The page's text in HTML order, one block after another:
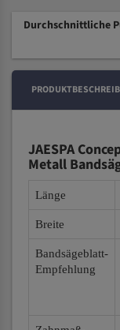
Durchschnittliche
JAESPA
Metall
Länge
Breite
Bandsägeblatt-
Empfehlung